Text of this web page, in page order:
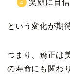
笑顔に自
という変化が期
つまり、矯正は
の寿命にも関わ